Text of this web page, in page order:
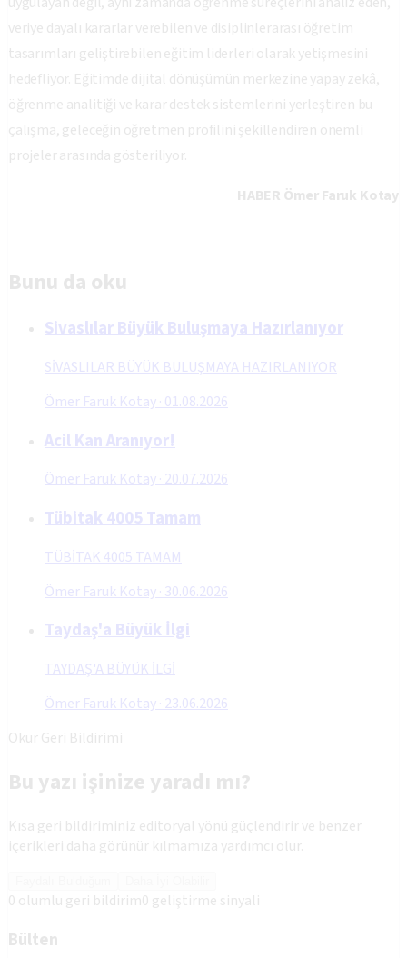
veriye dayalı kararlar verebilen ve disiplinlerarası öğretim
tasarımları geliştirebilen eğitim liderleri olarak yetişmesini
hedefliyor. Eğitimde dijital dönüşümün merkezine yapay zekâ,
öğrenme analitiği ve karar destek sistemlerini yerleştiren bu
çalışma, geleceğin öğretmen profilini şekillendiren önemli
projeler arasında gösteriliyor.
HABER Ömer Faruk Kotay
Bunu da oku
Sivaslılar Büyük Buluşmaya Hazırlanıyor
SİVASLILAR BÜYÜK BULUŞMAYA HAZIRLANIYOR
Ömer Faruk Kotay· 01.08.2026
Acil Kan Aranıyor!
Ömer Faruk Kotay· 20.07.2026
Tübitak 4005 Tamam
TÜBİTAK 4005 TAMAM
Ömer Faruk Kotay· 30.06.2026
Taydaş'a Büyük İlgi
TAYDAŞ'A BÜYÜK İLGİ
Ömer Faruk Kotay· 23.06.2026
Okur Geri Bildirimi
Bu yazı işinize yaradı mı?
Kısa geri bildiriminiz editoryal yönü güçlendirir ve benzer
içerikleri daha görünür kılmamıza yardımcı olur.
0 olumlu geri bildirim0 geliştirme sinyali
Bülten